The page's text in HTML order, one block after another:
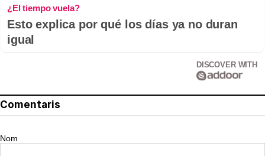
¿El tiempo vuela?
Esto explica por qué los días ya no duran
igual
DISCOVER WITH
Comentaris
Nom